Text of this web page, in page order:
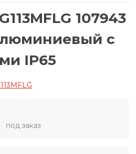
107943
с
IP65
под заказ